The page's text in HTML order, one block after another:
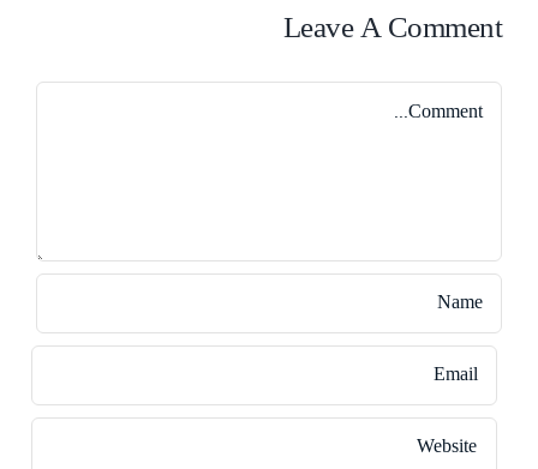
Leave A Comment